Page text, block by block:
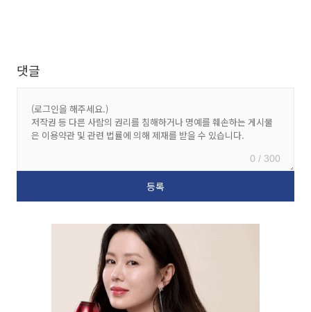
댓글
0 / 300